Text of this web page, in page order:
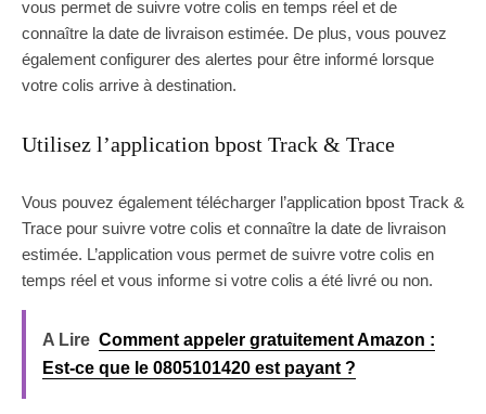
vous permet de suivre votre colis en temps réel et de
connaître la date de livraison estimée. De plus, vous pouvez
également configurer des alertes pour être informé lorsque
votre colis arrive à destination.
Utilisez l’application bpost Track & Trace
Vous pouvez également télécharger l’application bpost Track &
Trace pour suivre votre colis et connaître la date de livraison
estimée. L’application vous permet de suivre votre colis en
temps réel et vous informe si votre colis a été livré ou non.
A Lire Comment appeler gratuitement Amazon :
Est-ce que le 0805101420 est payant ?